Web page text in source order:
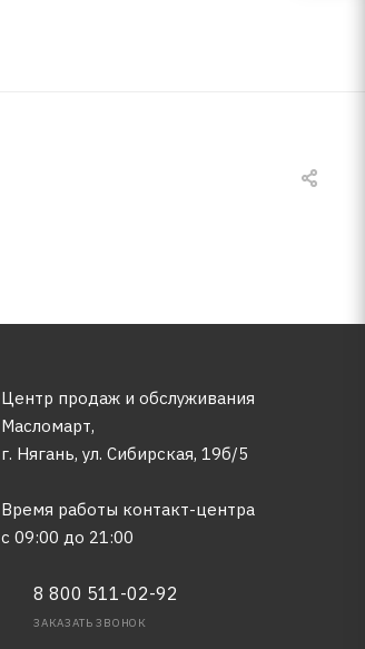
Центр продаж и обслуживания
Масломарт,
г. Нягань, ул. Сибирская, 19б/5
Время работы контакт-центра
с 09:00 до 21:00
8 800 511-02-92
ЗАКАЗАТЬ ЗВОНОК